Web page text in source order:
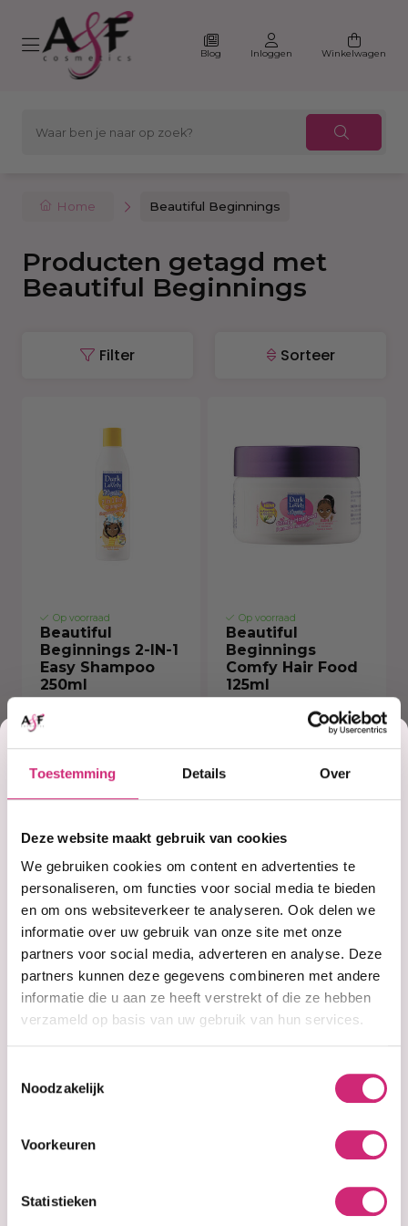
Toestemming Details Over
Deze website maakt gebruik van cookies
We gebruiken cookies om content en advertenties te
personaliseren, om functies voor social media te bieden
en om ons websiteverkeer te analyseren. Ook delen we
informatie over uw gebruik van onze site met onze
partners voor social media, adverteren en analyse. Deze
partners kunnen deze gegevens combineren met andere
informatie die u aan ze heeft verstrekt of die ze hebben
verzameld op basis van uw gebruik van hun services.
Noodzakelijk
Voorkeuren
Statistieken
Blog Inloggen Winkelwagen
Home Beautiful Beginnings
Producten getagd met
Beautiful Beginnings
Filter Sorteer
Op voorraad
Beautiful
Beginnings 2-IN-1
Easy Shampoo
250ml
€4,99
Op voorraad
Beautiful
Beginnings
Comfy Hair Food
125ml
Op voorraad
Beautiful
Beginnings
Op voorraad
Beautiful
Beginnings
Korting
op je
eerste
bestelling